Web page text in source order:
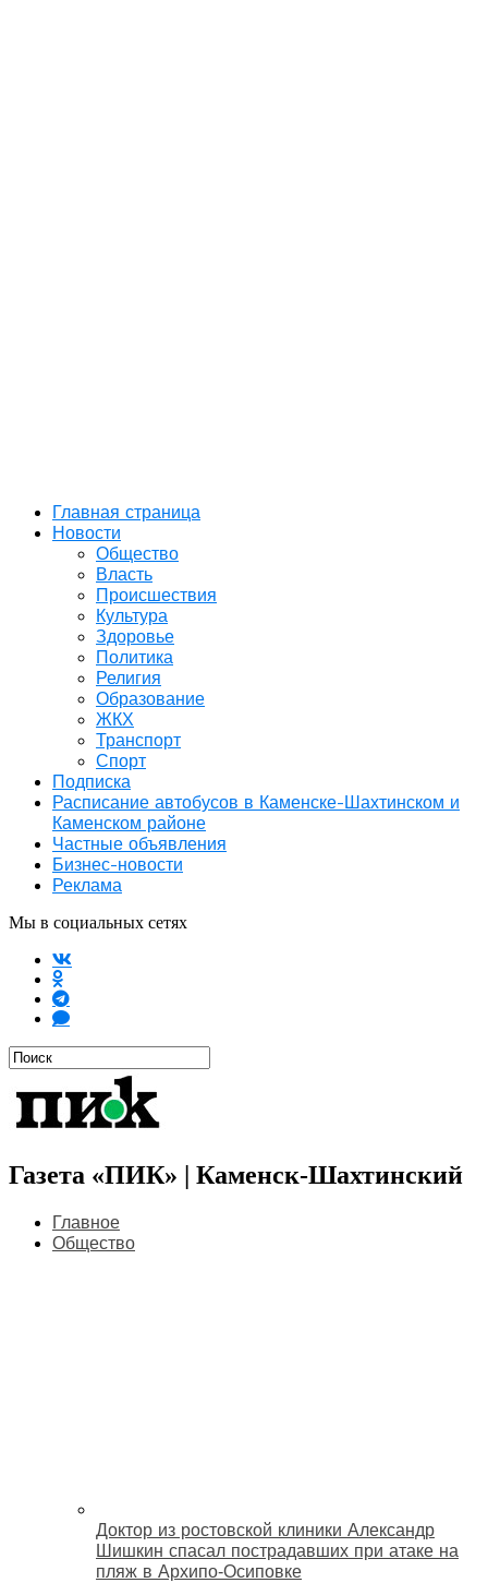
Главная страница
Новости
Общество
Власть
Происшествия
Культура
Здоровье
Политика
Религия
Образование
ЖКХ
Транспорт
Спорт
Подписка
Расписание автобусов в Каменске-Шахтинском и
Каменском районе
Частные объявления
Бизнес-новости
Реклама
Мы в социальных сетях
Газета «ПИК» | Каменск-Шахтинский
Главное
Общество
Доктор из ростовской клиники Александр
Шишкин спасал пострадавших при атаке на
пляж в Архипо‑Осиповке